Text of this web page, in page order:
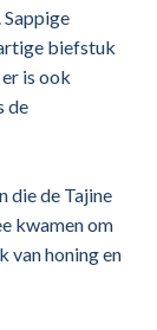
biefstuk
is ook
de
die de Tajine
kwamen om
van honing en